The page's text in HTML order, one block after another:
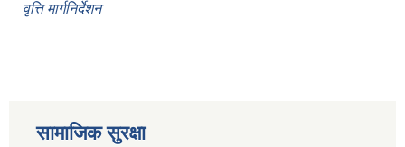
वृत्ति मार्गनिर्देशन
सामाजिक सुरक्षा